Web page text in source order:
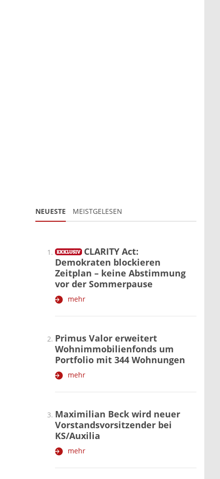
NEUESTE MEISTGELESEN
CLARITY Act:
Demokraten blockieren
Zeitplan – keine Abstimmung
vor der Sommerpause
mehr
Primus Valor erweitert
Wohnimmobilienfonds um
Portfolio mit 344 Wohnungen
mehr
Maximilian Beck wird neuer
Vorstandsvorsitzender bei
KS/Auxilia
mehr